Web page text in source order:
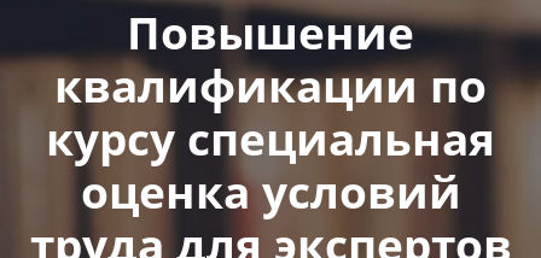
Повышение
квалификации по
курсу специальная
оценка условий
труда для экспертов